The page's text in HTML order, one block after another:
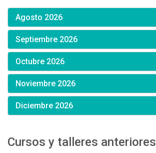
Agosto 2026
Septiembre 2026
Octubre 2026
Noviembre 2026
Diciembre 2026
Cursos y talleres anteriores